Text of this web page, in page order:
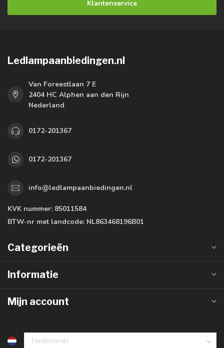
Klantenservice
Ledlampaanbiedingen.nl
Van Foreestlaan 7 E
2404 HC Alphen aan den Rijn
Nederland
0172-201367
0172-201367
info@ledlampaanbiedingen.nl
KVK nummer: 85011584
BTW-nr met landcode: NL863468196B01
Categorieën
Informatie
Mijn account